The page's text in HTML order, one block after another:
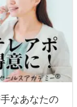
なあなたの